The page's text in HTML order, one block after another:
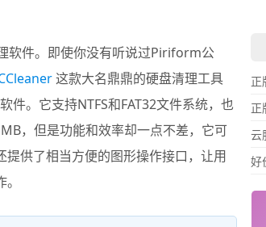
软件。即使你没有听说过Piriform公
这款大名鼎鼎的硬盘清理工具
。它支持NTFS和FAT32文件系统，也
，但是功能和效率却一点不差，它可
供了相当方便的图形操作接口，让用
正
正
云
好